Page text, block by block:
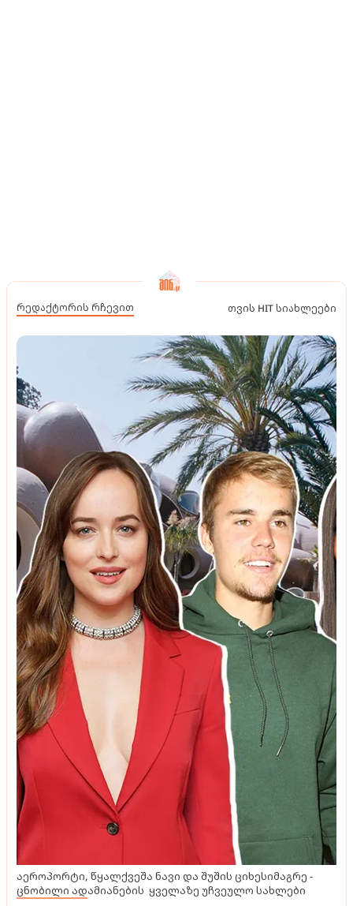
რედაქტორის რჩევით თვის HIT სიახლეები
აეროპორტი, წყალქვეშა ნავი და შუშის ციხესიმაგრე -
ცნობილი ადამიანების ყველაზე უჩვეულო სახლები